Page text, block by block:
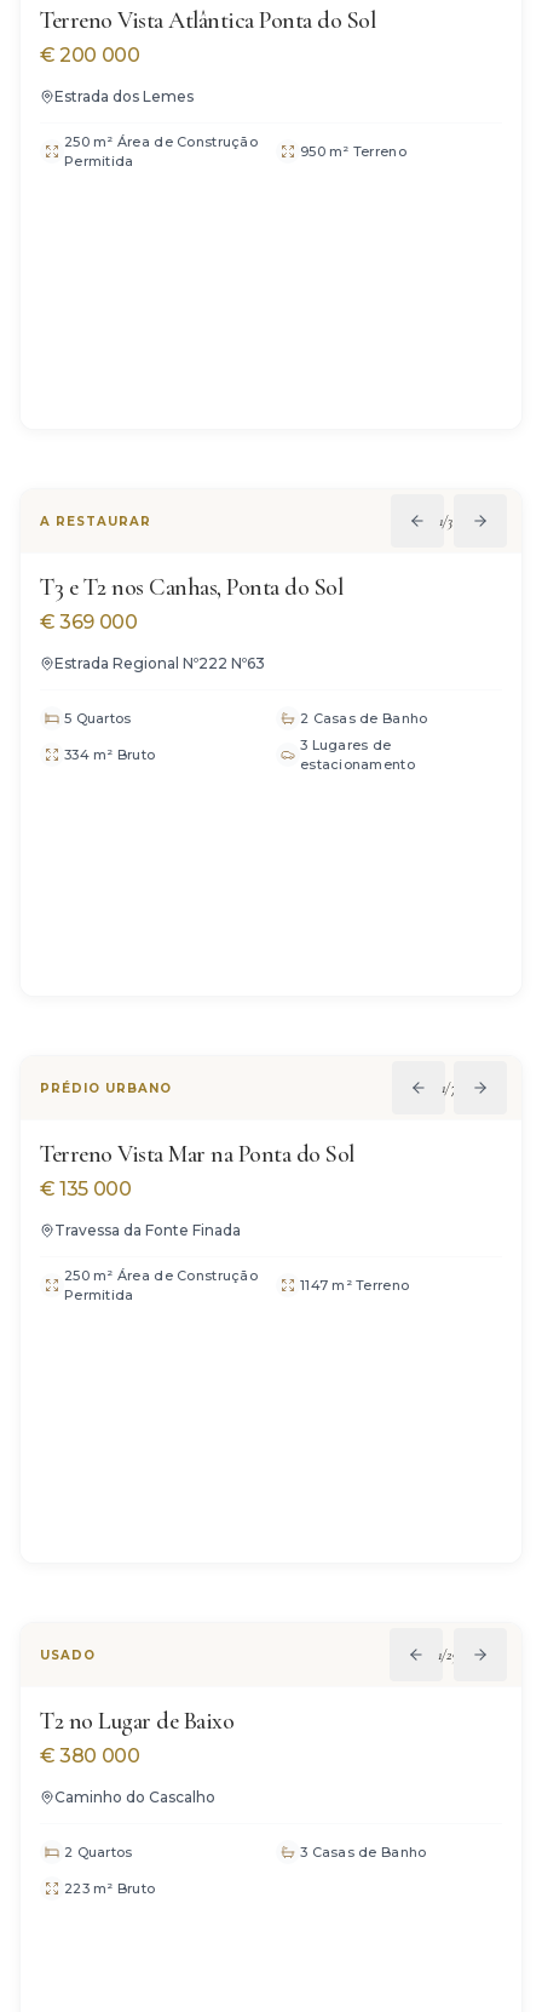
Terreno Vista Atlântica Ponta do Sol
€200 000
Estrada dos Lemes
250 m² Área de Construção
Permitida
950 m² Terreno
VENDIDO
A RESTAURAR 1/32
T3 e T2 nos Canhas, Ponta do Sol
€369 000
Estrada Regional Nº222 Nº63
5 Quartos 2 Casas de Banho
334 m² Bruto
3 Lugares de
estacionamento
PRÉDIO URBANO 1/7
Terreno Vista Mar na Ponta do Sol
€135 000
Travessa da Fonte Finada
250 m² Área de Construção
Permitida
1147 m² Terreno
VENDIDO
USADO 1/29
T2 no Lugar de Baixo
€380 000
Caminho do Cascalho
2 Quartos 3 Casas de Banho
223 m² Bruto